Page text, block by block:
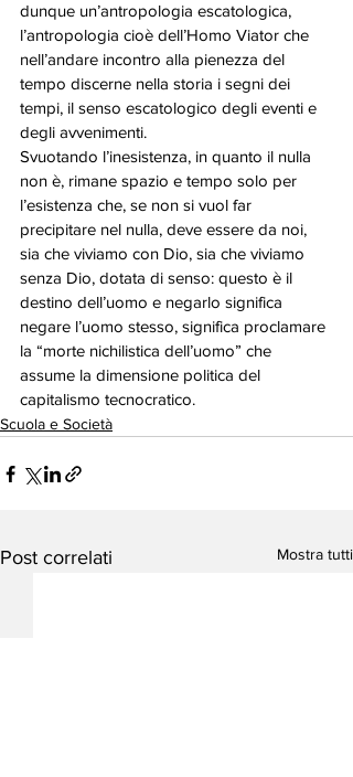
dunque un’antropologia escatologica,
l’antropologia cioè dell’Homo Viator che
nell’andare incontro alla pienezza del
tempo discerne nella storia i segni dei
tempi, il senso escatologico degli eventi e
degli avvenimenti.
Svuotando l’inesistenza, in quanto il nulla
non è, rimane spazio e tempo solo per
l’esistenza che, se non si vuol far
precipitare nel nulla, deve essere da noi,
sia che viviamo con Dio, sia che viviamo
senza Dio, dotata di senso: questo è il
destino dell’uomo e negarlo significa
negare l’uomo stesso, significa proclamare
la “morte nichilistica dell’uomo” che
assume la dimensione politica del
capitalismo tecnocratico.
Scuola e Società
Post correlati Mostra tutti